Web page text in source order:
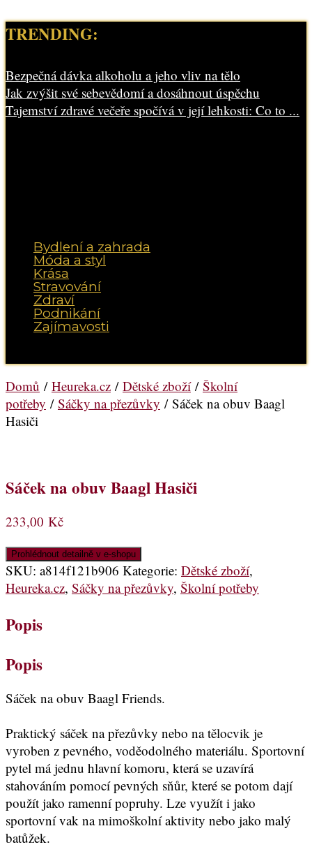
TRENDING:
Bezpečná dávka alkoholu a jeho vliv na tělo
Jak zvýšit své sebevědomí a dosáhnout úspěchu
Tajemství zdravé večeře spočívá v její lehkosti: Co to ...
Bydlení a zahrada
Móda a styl
Krása
Stravování
Zdraví
Podnikání
Zajímavosti
Domů / Heureka.cz / Dětské zboží/ Školní
potřeby / Sáčky na přezůvky / Sáček na obuv Baagl
Hasiči
Sáček na obuv Baagl Hasiči
233,00 Kč
Prohlédnout detailně v e-shopu
SKU: a814f121b906 Kategorie: Dětské zboží,
Heureka.cz, Sáčky na přezůvky, Školní potřeby
Popis
Popis
Sáček na obuv Baagl Friends.
Praktický sáček na přezůvky nebo na tělocvik je
vyroben z pevného, voděodolného materiálu. Sportovní
pytel má jednu hlavní komoru, která se uzavírá
stahováním pomocí pevných sňůr, které se potom dají
použít jako ramenní popruhy. Lze využít i jako
sportovní vak na mimoškolní aktivity nebo jako malý
batůžek.